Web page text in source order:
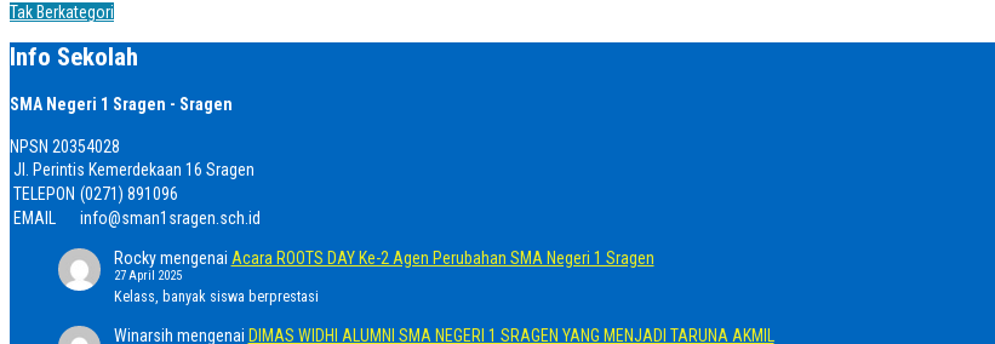
Tak Berkategori
Info Sekolah
SMA Negeri 1 Sragen - Sragen
NPSN 20354028
Jl. Perintis Kemerdekaan 16 Sragen
TELEPON (0271) 891096
EMAIL
info@sman1sragen.sch.id
Rockymengenai Acara ROOTS DAY Ke-2 Agen Perubahan SMA Negeri 1 Sragen
27 April 2025
Kelass, banyak siswa berprestasi
Winarsih mengenai DIMAS WIDHI ALUMNI SMA NEGERI 1 SRAGEN YANG MENJADI TARUNA AKMIL